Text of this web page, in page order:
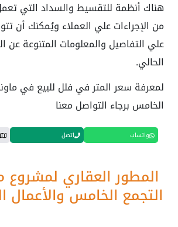
هناك أنظمة للتقسيط والسداد التي
من الإجراءات علي العملاء ويُمكنك أن
علي التفاصيل والمعلومات المتنوعة
الحالي.
لمعرفة سعر المتر في فلل للبيع في
الخامس برجاء التواصل معنا
واتساب اتصل
المطور العقاري لمشروع
التجمع الخامس والأعمال